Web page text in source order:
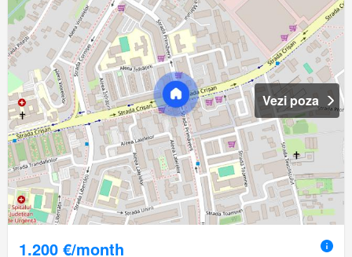
Vezi poza
1.200 €/month